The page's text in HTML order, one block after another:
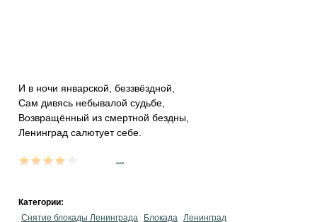
И в ночи январской, беззвёздной,
Сам дивясь небывалой судьбе,
Возвращённый из смертной бездны,
Ленинград салютует себе.
Категории:
Снятие блокады Ленинграда
Блокада Ленинград